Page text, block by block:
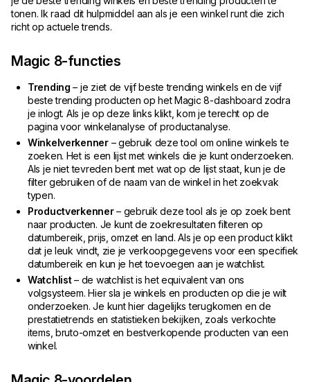
tonen. Ik raad dit hulpmiddel aan als je een winkel runt die zich
richt op actuele trends.
Magic 8-functies
Trending – je ziet de vijf beste trending winkels en de vijf
beste trending producten op het Magic 8-dashboard zodra
je inlogt. Als je op deze links klikt, kom je terecht op de
pagina voor winkelanalyse of productanalyse.
Winkelverkenner– gebruik deze tool om online winkels te
zoeken. Het is een lijst met winkels die je kunt onderzoeken.
Als je niet tevreden bent met wat op de lijst staat, kun je de
filter gebruiken of de naam van de winkel in het zoekvak
typen.
Productverkenner– gebruik deze tool als je op zoek bent
naar producten. Je kunt de zoekresultaten filteren op
datumbereik, prijs, omzet en land. Als je op een product klikt
dat je leuk vindt, zie je verkoopgegevens voor een specifiek
datumbereik en kun je het toevoegen aan je watchlist.
Watchlist– de watchlist is het equivalent van ons
volgsysteem. Hier sla je winkels en producten op die je wilt
onderzoeken. Je kunt hier dagelijks terugkomen en de
prestatietrends en statistieken bekijken, zoals verkochte
items, bruto-omzet en bestverkopende producten van een
winkel.